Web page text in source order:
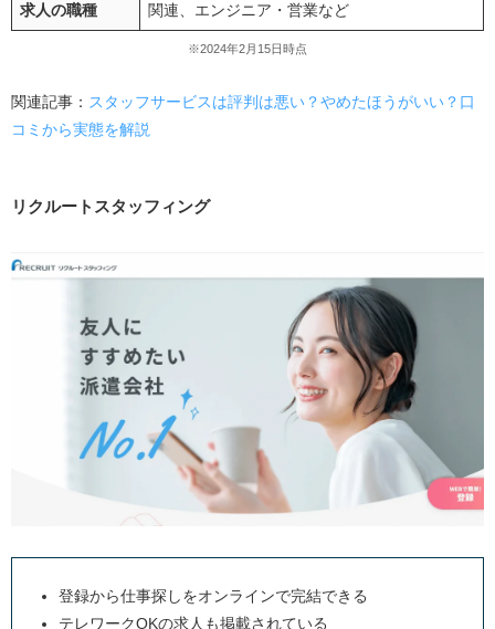
求人の職種
関連、エンジニア・営業など
※2024年2月15日時点
関連記事： スタッフサービスは評判は悪い？やめたほうがいい？口
コミから実態を解説
リクルートスタッフィング
登録から仕事探しをオンラインで完結できる
テレワークOKの求人も掲載されている